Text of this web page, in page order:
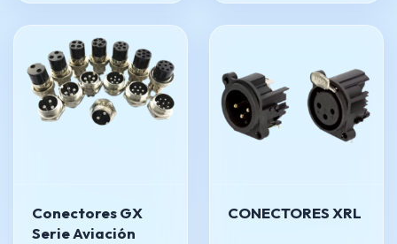
Conectores GX
Serie Aviación
CONECTORES XRL